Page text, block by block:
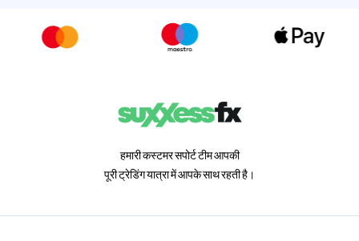
हमारी कस्टमर सपोर्ट टीम आपकी
पूरी ट्रेडिंग यात्रा में आपके साथ रहती है।